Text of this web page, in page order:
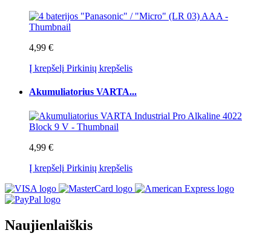
4,99 €
Į krepšelį Pirkinių krepšelis
Akumuliatorius VARTA...
4,99 €
Į krepšelį Pirkinių krepšelis
Naujienlaiškis